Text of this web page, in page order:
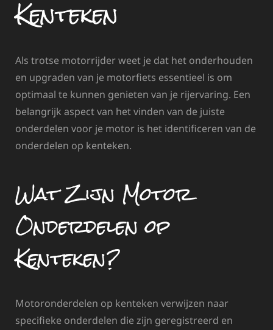
Kenteken
Als trotse motorrijder weet je dat het onderhouden
en upgraden van je motorfiets essentieel is om
optimaal te kunnen genieten van je rijervaring. Een
belangrijk aspect van het vinden van de juiste
onderdelen voor je motor is het identificeren van de
onderdelen op kenteken.
Wat Zijn Motor
Onderdelen op
Kenteken?
Motoronderdelen op kenteken verwijzen naar
specifieke onderdelen die zijn geregistreerd en